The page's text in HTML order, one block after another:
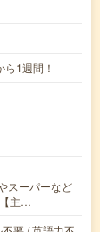
1週間！
スーパーなど
主…